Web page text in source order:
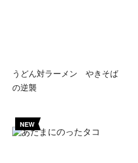
うどん対ラーメン やきそば
の逆襲
NEW